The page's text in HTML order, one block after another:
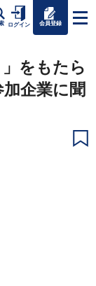
ログイン 会員登録
をもたら
企業に聞